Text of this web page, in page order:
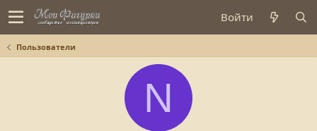
Войти
Пользователи
N